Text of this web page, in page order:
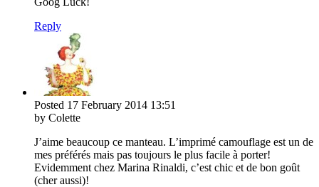
Reply
Posted 17 February 2014 13:51
by Colette
J’aime beaucoup ce manteau. L’imprimé camouflage est un de
mes préférés mais pas toujours le plus facile à porter!
Evidemment chez Marina Rinaldi, c’est chic et de bon goût
(cher aussi)!